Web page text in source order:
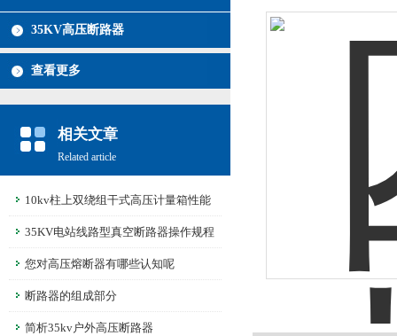
35KV高压断路器
查看更多
相关文章
Related article
10kv柱上双绕组干式高压计量箱性能
说明35KV电站线路型真空断路器操作规程
和注意事项
您对高压熔断器有哪些认知呢
断路器的组成部分
简析35kv户外高压断路器